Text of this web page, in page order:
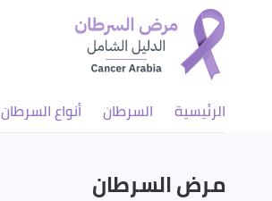
الرئيسية السرطان أنواع السرطان
مرض السرطان